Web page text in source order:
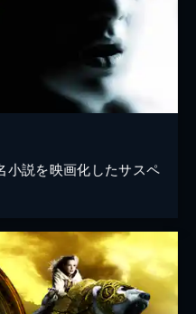
小説を映画化したサスペ